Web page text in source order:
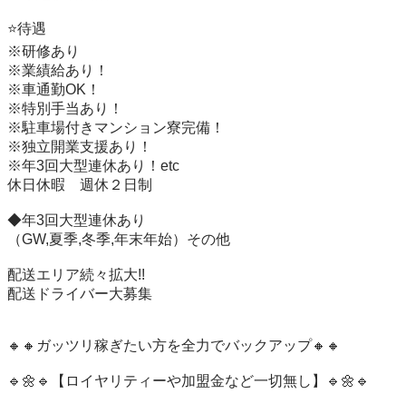
⭐️待遇
※研修あり
※業績給あり！
※車通勤OK！
※特別手当あり！
※駐車場付きマンション寮完備！
※独立開業支援あり！
※年3回大型連休あり！etc
休日休暇　週休２日制
◆年3回大型連休あり
（GW,夏季,冬季,年末年始）その他
配送エリア続々拡大!!
配送ドライバー大募集
🔸🔸ガッツリ稼ぎたい方を全力でバックアップ🔸🔸
🔹🌼🔹【ロイヤリティーや加盟金など一切無し】🔹🌼🔹